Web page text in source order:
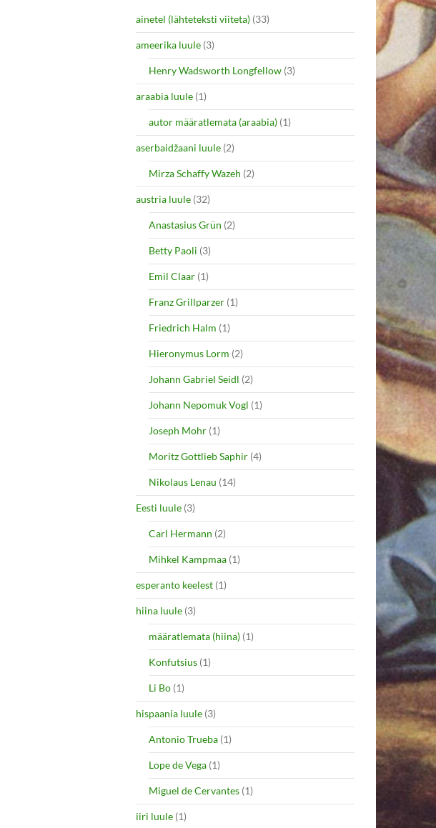
ainetel (lähteteksti viiteta) (33)
ameerika luule (3)
Henry Wadsworth Longfellow (3)
araabia luule (1)
autor määratlemata (araabia) (1)
aserbaidžaani luule (2)
Mirza Schaffy Wazeh (2)
austria luule (32)
Anastasius Grün (2)
Betty Paoli (3)
Emil Claar (1)
Franz Grillparzer (1)
Friedrich Halm (1)
Hieronymus Lorm (2)
Johann Gabriel Seidl (2)
Johann Nepomuk Vogl (1)
Joseph Mohr (1)
Moritz Gottlieb Saphir (4)
Nikolaus Lenau (14)
Eesti luule (3)
Carl Hermann (2)
Mihkel Kampmaa (1)
esperanto keelest (1)
hiina luule (3)
määratlemata (hiina) (1)
Konfutsius (1)
Li Bo (1)
hispaania luule (3)
Antonio Trueba (1)
Lope de Vega (1)
Miguel de Cervantes (1)
iiri luule (1)